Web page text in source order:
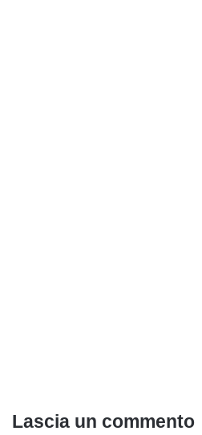
Lascia un commento